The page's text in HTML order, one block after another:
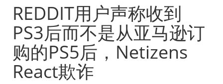
REDDIT用户声称收到
PS3后而不是从亚马逊订
购的PS5后，Netizens
React欺诈